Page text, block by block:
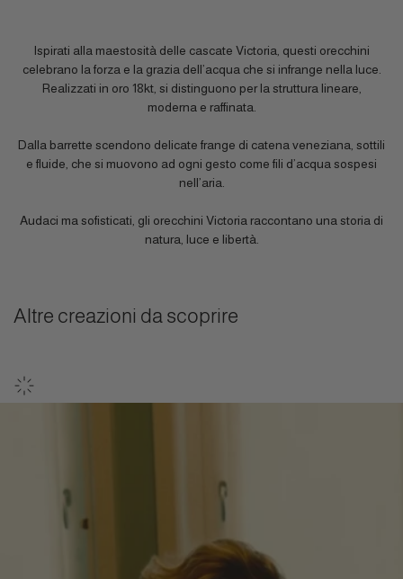
Ispirati alla maestosità delle cascate Victoria, questi orecchini
celebrano la forza e la grazia dell’acqua che si infrange nella luce.
Realizzati in oro 18kt, si distinguono per la struttura lineare,
moderna e raffinata.
Dalla barrette scendono delicate frange di catena veneziana, sottili
e fluide, che si muovono ad ogni gesto come fili d’acqua sospesi
nell’aria.
Audaci ma sofisticati, gli orecchini Victoria raccontano una storia di
natura, luce e libertà.
Altre creazioni da scoprire